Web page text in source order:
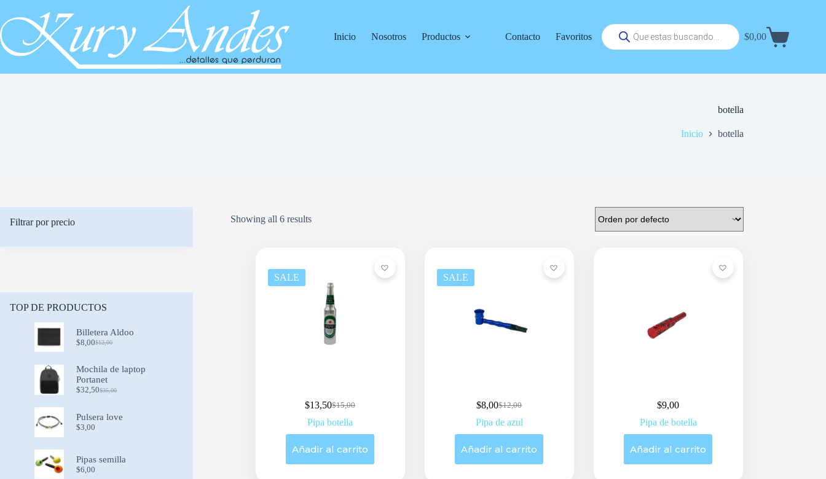
contenido
Inicio Nosotros Productos Contacto Favoritos
Búsqueda
de
productos
Carrito
$0,00
botella
Inicio botella
Showing all 6 results
SALE
$15,00
Original
price
was:
$13,50Current
price
is:
Pipa botella
Añadir al carrito
SALE
$12,00
Original
price
was:
$8,00Current
price
is:
Pipa de azul
Añadir al carrito
$9,00
Pipa de botella
Añadir al carrito
Filtrar por precio
TOP DE PRODUCTOS
Billetera Aldoo
$12,00
Original
was:
$12,00.
$8,00Current
is:
$8,00.
Mochila de laptop
Portanet
$35,00
Original
was:
$32,50Current
Pulsera love
$3,00
Pipas semilla
$6,00